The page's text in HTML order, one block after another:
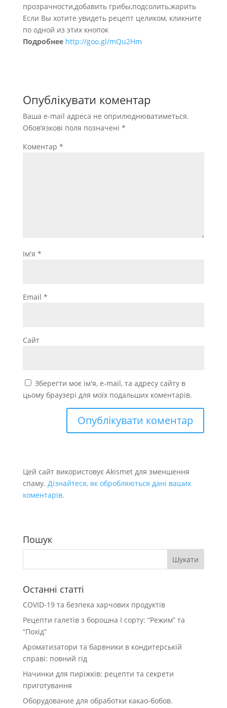
прозрачности,добавить грибы,подсолить,жарить
Если Вы хотите увидеть рецепт целиком, кликните
по одной из этих кнопок
Подробнее http://goo.gl/mQu2Hm
Опублікувати коментар
Ваша e-mail адреса не оприлюднюватиметься.
Обов’язкові поля позначені *
Коментар *
Ім'я *
Email *
Сайт
Зберегти моє ім'я, e-mail, та адресу сайту в
цьому браузері для моїх подальших коментарів.
Цей сайт використовує Akismet для зменшення
спаму. Дізнайтеся, як обробляються дані ваших
коментарів.
Пошук
Останні статті
COVID-19 та безпека харчових продуктів
Рецепти галетів з борошна І сорту: “Режим” та
“Похід”
Ароматизатори та барвники в кондитерській
справі: повний гід
Начинки для пиріжків: рецепти та секрети
приготування
Оборудование для обработки какао-бобов.